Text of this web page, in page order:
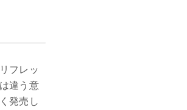
フレッ
違う意
発売し